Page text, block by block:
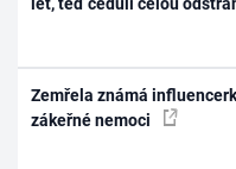
Zemřela známá
zákeřné nemoci